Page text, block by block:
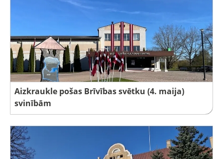
Aizkraukle pošas Brīvības svētku (4. maija)
svinībām